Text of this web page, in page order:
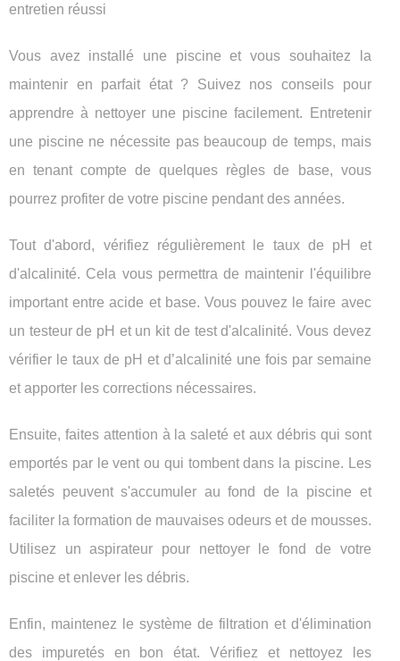
entretien réussi
Vous avez installé une piscine et vous souhaitez la
maintenir en parfait état ? Suivez nos conseils pour
apprendre à nettoyer une piscine facilement. Entretenir
une piscine ne nécessite pas beaucoup de temps, mais
en tenant compte de quelques règles de base, vous
pourrez profiter de votre piscine pendant des années.
Tout d'abord, vérifiez régulièrement le taux de pH et
d'alcalinité. Cela vous permettra de maintenir l'équilibre
important entre acide et base. Vous pouvez le faire avec
un testeur de pH et un kit de test d'alcalinité. Vous devez
vérifier le taux de pH et d’alcalinité une fois par semaine
et apporter les corrections nécessaires.
Ensuite, faites attention à la saleté et aux débris qui sont
emportés par le vent ou qui tombent dans la piscine. Les
saletés peuvent s'accumuler au fond de la piscine et
faciliter la formation de mauvaises odeurs et de mousses.
Utilisez un aspirateur pour nettoyer le fond de votre
piscine et enlever les débris.
Enfin, maintenez le système de filtration et d'élimination
des impuretés en bon état. Vérifiez et nettoyez les